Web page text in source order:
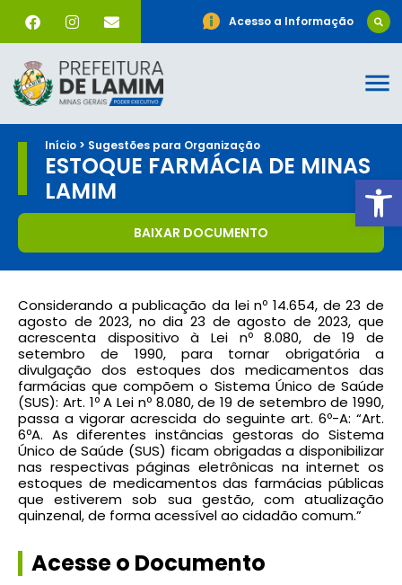
Acesso a Informação
Início > Sugestões para Organização
ESTOQUE FARMÁCIA DE MINAS
LAMIM
BAIXAR DOCUMENTO
Considerando a publicação da lei nº 14.654, de 23 de
agosto de 2023, no dia 23 de agosto de 2023, que
acrescenta dispositivo à Lei nº 8.080, de 19 de
setembro de 1990, para tornar obrigatória a
divulgação dos estoques dos medicamentos das
farmácias que compõem o Sistema Único de Saúde
(SUS): Art. 1º A Lei nº 8.080, de 19 de setembro de 1990,
passa a vigorar acrescida do seguinte art. 6º-A: “Art.
6ºA. As diferentes instâncias gestoras do Sistema
Único de Saúde (SUS) ficam obrigadas a disponibilizar
nas respectivas páginas eletrônicas na internet os
estoques de medicamentos das farmácias públicas
que estiverem sob sua gestão, com atualização
quinzenal, de forma acessível ao cidadão comum.”
Acesse o Documento